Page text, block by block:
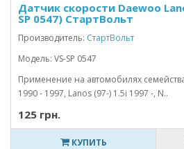
Датчик скорости Daewoo
SP 0547) СтартВольт
Производитель: СтартВольт
Модель: VS-SP 0547
Применение на автомобилях
1990 - 1997, Lanos (97-) 1.5i 1997 -, N..
125 грн.
КУПИТЬ